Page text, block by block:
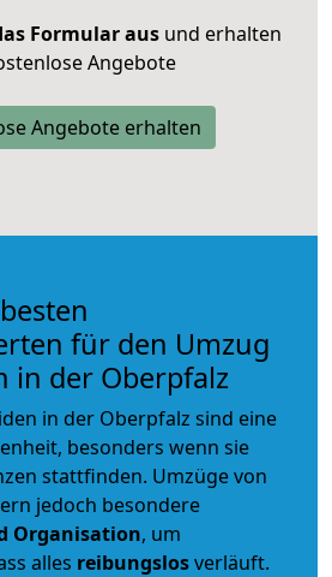
Formular ausund erhalten
Angebote
Angebote erhalten
für den Umzug
in der Oberpfalz
in der Oberpfalz sind eine
besonders wenn sie
stattfinden. Umzüge von
jedoch besondere
Organisation, um
alles reibungslosverläuft.